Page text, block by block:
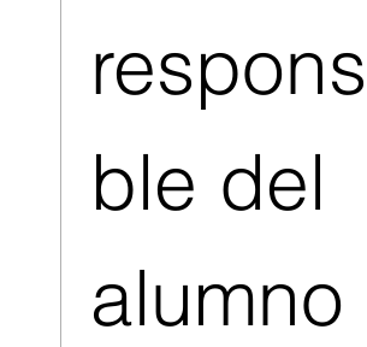
ble del
alumno